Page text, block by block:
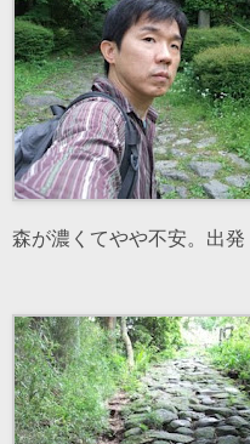
森が濃くてやや不安。出発